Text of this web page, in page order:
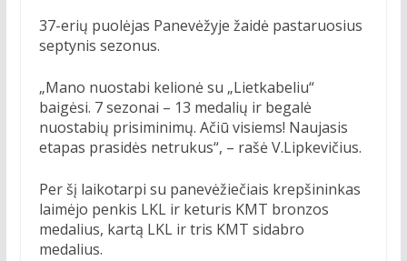
37-erių puolėjas Panevėžyje žaidė pastaruosius
septynis sezonus.
„Mano nuostabi kelionė su „Lietkabeliu“
baigėsi. 7 sezonai – 13 medalių ir begalė
nuostabių prisiminimų. Ačiū visiems! Naujasis
etapas prasidės netrukus“, – rašė V.Lipkevičius.
Per šį laikotarpi su panevėžiečiais krepšininkas
laimėjo penkis LKL ir keturis KMT bronzos
medalius, kartą LKL ir tris KMT sidabro
medalius.